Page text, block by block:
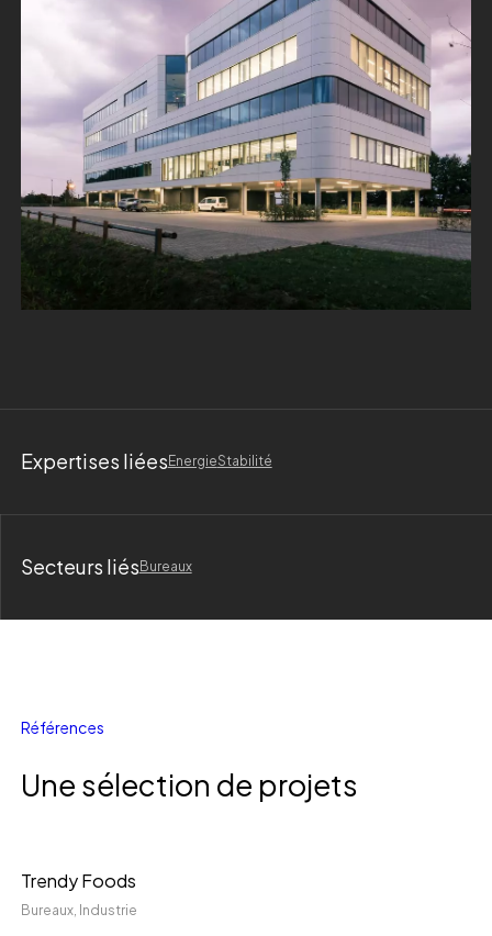
Expertises liéesEnergieStabilité
Secteurs liésBureaux
Références
Une sélection de projets
Trendy Foods
Bureaux, Industrie